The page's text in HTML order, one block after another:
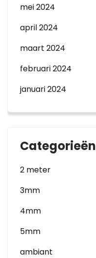
mei 2024
april 2024
maart 2024
februari 2024
januari 2024
Categorieën
2 meter
3mm
4mm
5mm
ambiant